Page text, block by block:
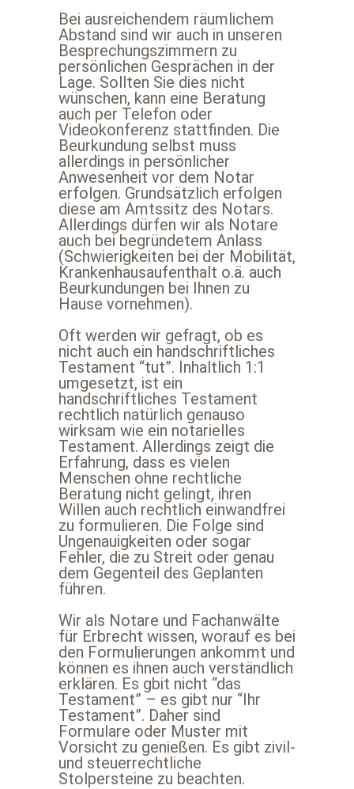
Bei ausreichendem räumlichem
Abstand sind wir auch in unseren
Besprechungszimmern zu
persönlichen Gesprächen in der
Lage. Sollten Sie dies nicht
wünschen, kann eine Beratung
auch per Telefon oder
Videokonferenz stattfinden. Die
Beurkundung selbst muss
allerdings in persönlicher
Anwesenheit vor dem Notar
erfolgen. Grundsätzlich erfolgen
diese am Amtssitz des Notars.
Allerdings dürfen wir als Notare
auch bei begründetem Anlass
(Schwierigkeiten bei der Mobilität,
Krankenhausaufenthalt o.ä. auch
Beurkundungen bei Ihnen zu
Hause vornehmen).
Oft werden wir gefragt, ob es
nicht auch ein handschriftliches
Testament “tut”. Inhaltlich 1:1
umgesetzt, ist ein
handschriftliches Testament
rechtlich natürlich genauso
wirksam wie ein notarielles
Testament. Allerdings zeigt die
Erfahrung, dass es vielen
Menschen ohne rechtliche
Beratung nicht gelingt, ihren
Willen auch rechtlich einwandfrei
zu formulieren. Die Folge sind
Ungenauigkeiten oder sogar
Fehler, die zu Streit oder genau
dem Gegenteil des Geplanten
führen.
Wir als Notare und Fachanwälte
für Erbrecht wissen, worauf es bei
den Formulierungen ankommt und
können es ihnen auch verständlich
erklären. Es gbit nicht “das
Testament” – es gibt nur “Ihr
Testament”. Daher sind
Formulare oder Muster mit
Vorsicht zu genießen. Es gibt zivil-
und steuerrechtliche
Stolpersteine zu beachten.